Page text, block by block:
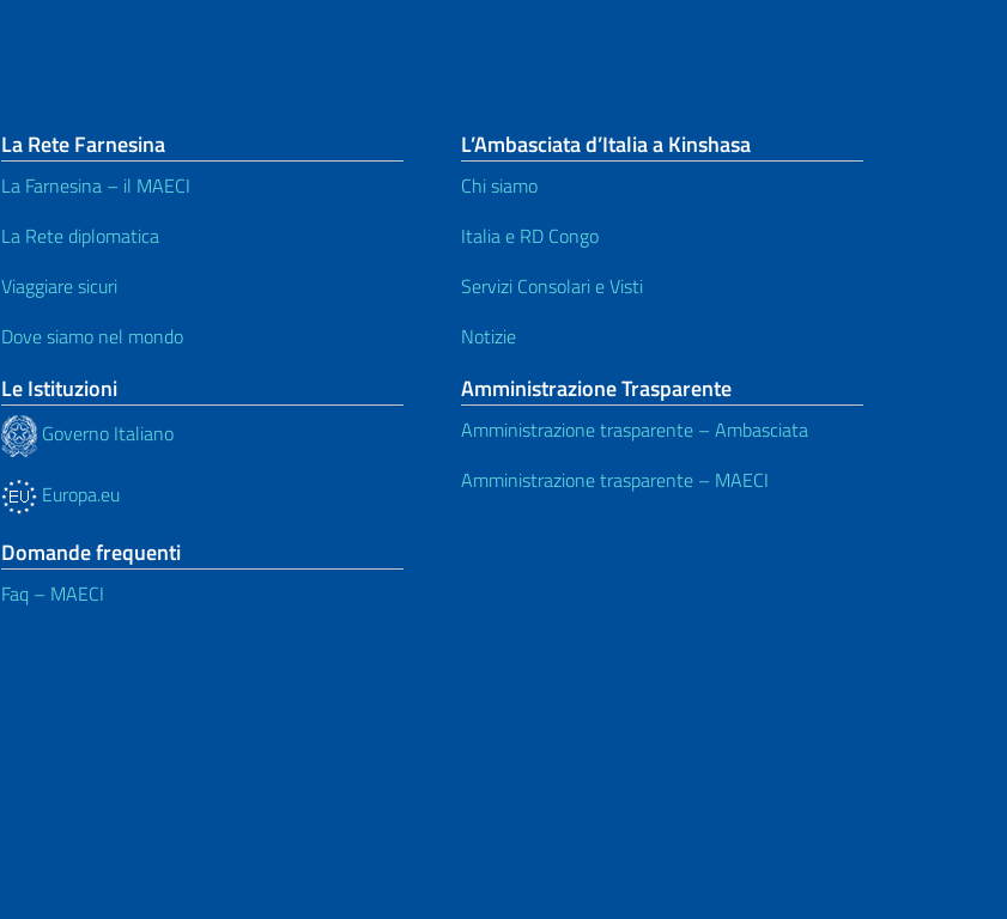
La Rete Farnesina
La Farnesina – il MAECI
La Rete diplomatica
Viaggiare sicuri
Dove siamo nel mondo
Le Istituzioni
Governo Italiano
Europa.eu
Domande frequenti
Faq – MAECI
L’Ambasciata d’Italia a Kinshasa
Chi siamo
Italia e RD Congo
Servizi Consolari e Visti
Notizie
Amministrazione Trasparente
Amministrazione trasparente – Ambasciata
Amministrazione trasparente – MAECI